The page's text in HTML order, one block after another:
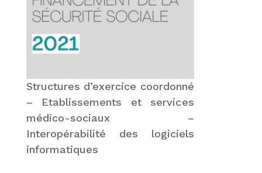
Structures d’exercice coordonné
– Etablissements et services
médico-sociaux –
Interopérabilité des logiciels
informatiques